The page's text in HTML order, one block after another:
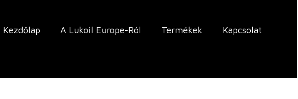
Kezdőlap A Lukoil Europe-Ról Termékek Kapcsolat